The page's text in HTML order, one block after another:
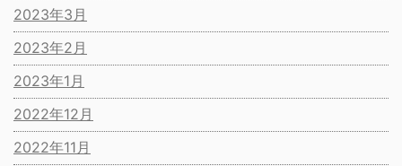
2023年3月
2023年2月
2023年1月
2022年12月
2022年11月